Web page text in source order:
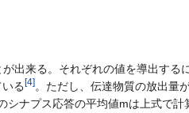
出来る。それぞれの値を導出する
る[4]。ただし、伝達物質の放出量
ナプス応答の平均値mは上式で